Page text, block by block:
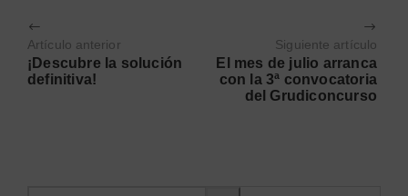
Artículo anterior
¡Descubre la solución
definitiva!
Siguiente artículo
El mes de julio arranca
con la 3ª convocatoria
del Grudiconcurso